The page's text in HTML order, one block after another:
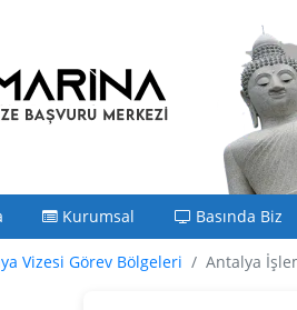
Kurumsal Basında Biz
Vizesi Görev Bölgeleri Antalya